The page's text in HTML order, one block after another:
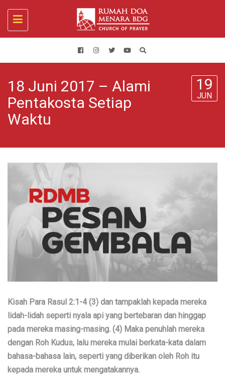
Toggle
navigation
18 Juni 2017 – Alami
Pentakosta Setiap
Waktu
19
JUN
Kisah Para Rasul 2:1-4 (3) dan tampaklah kepada mereka
lidah-lidah seperti nyala api yang bertebaran dan hinggap
pada mereka masing-masing. (4) Maka penuhlah mereka
dengan Roh Kudus, lalu mereka mulai berkata-kata dalam
bahasa-bahasa lain, seperti yang diberikan oleh Roh itu
kepada mereka untuk mengatakannya.